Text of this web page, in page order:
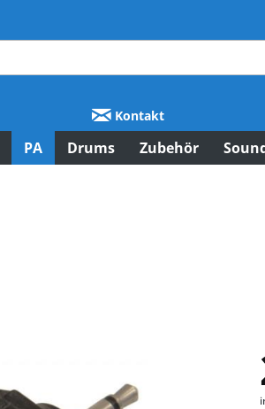
Kontakt
PA Drums Zubehör